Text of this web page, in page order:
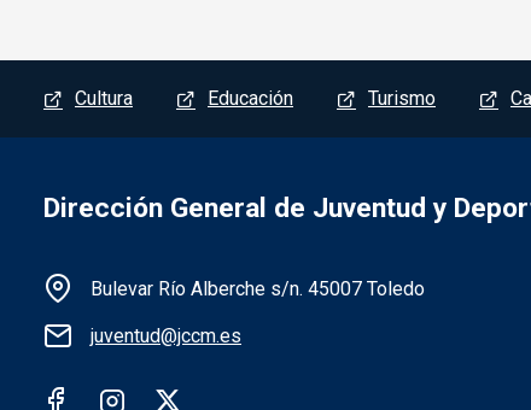
Menú del pie
Cultura Educación Turismo
Dirección General de Juventud y
Información de la institución
Bulevar Río Alberche s/n. 45007 Toledo
juventud@jccm.es